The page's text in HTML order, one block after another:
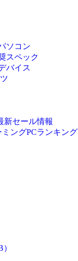
ソコン
スペック
バイス
新セール情報
ングPCランキング